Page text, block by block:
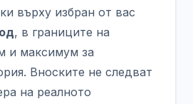
върху избран от вас
, в границите на
и максимум за
Вноските не следват
на реалното